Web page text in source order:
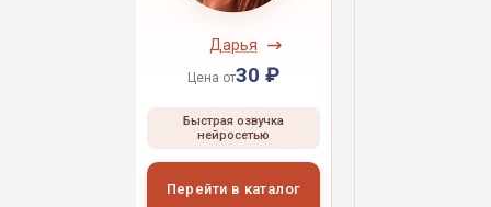
Дарья
Цена от30 ₽
Быстрая озвучка
нейросетью
Перейти в каталог